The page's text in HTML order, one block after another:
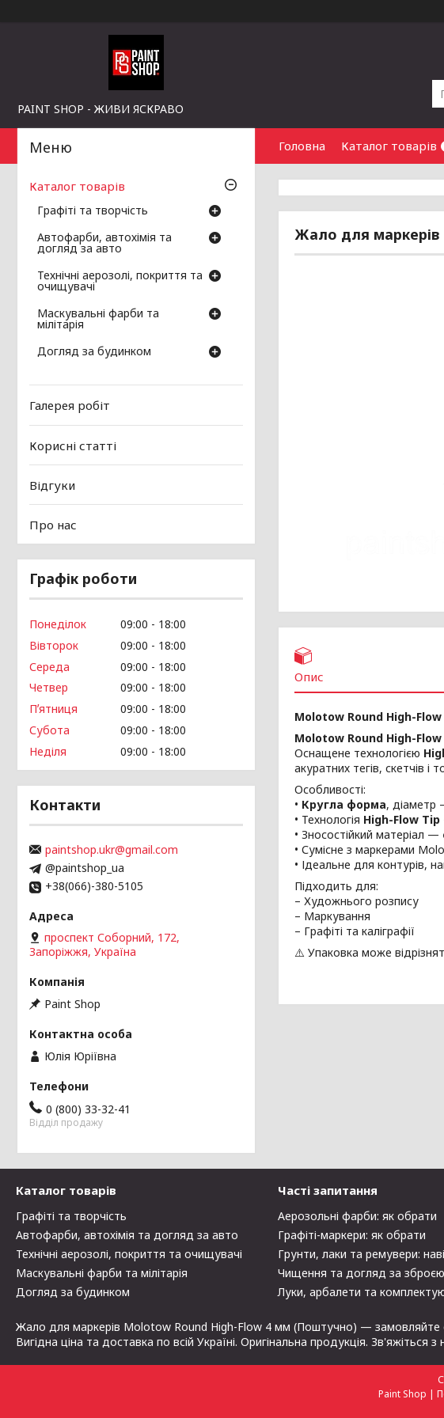
PAINT SHOP - ЖИВИ ЯСКРАВО
Головна Каталог товарів
Жало для
Опис
Molotow Round High-
Molotow Round High-
Оснащене технологією
акуратних тегів, скетчів і
Особливості:
• Кругла форма,
• Технологія High-Flow Tip
• Зносостійкий матеріал —
• Сумісне з маркерами
• Ідеальне для контурів,
Підходить для:
– Художнього розпису
– Маркування
– Графіті та каліграфії
⚠️ Упаковка може
Каталог товарів
Графіті та творчість
Автофарби, автохімія та
догляд за авто
Технічні аерозолі, покриття та
очищувачі
Маскувальні фарби та
мілітарія
Догляд за будинком
Галерея робіт
Корисні статті
Відгуки
Про нас
Графік роботи
Понеділок 09:00
18:00
Вівторок
09:00
18:00
Середа
09:00
18:00
Четвер
09:00
18:00
Пʼятниця
09:00
18:00
Субота
09:00
18:00
Неділя
09:00 18:00
Контакти
paintshop.ukr@gmail.com
@paintshop_ua
+38(066)-380-5105
проспект Соборний, 172,
Запоріжжя, Україна
Paint Shop
Юлія Юріївна
0 (800) 33-32-41
Відділ продажу
Каталог товарів
Графіті та творчість
Автофарби, автохімія та догляд за авто
Технічні аерозолі, покриття та очищувачі
Маскувальні фарби та мілітарія
Догляд за будинком
Часті запитання
Аерозольні фарби: як обрати
Графіті-маркери: як обрати
Грунти, лаки та ремувери:
Чищення та догляд за
Луки, арбалети та
Жало для маркерів Molotow Round High-Flow 4 мм (Поштучно) — замовляйте
Вигідна ціна та доставка по всій Україні. Оригінальна продукція.
Paint Shop |